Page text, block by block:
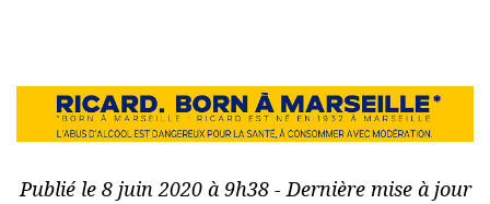
Publié le 8 juin 2020 à 9h38 - Dernière mise à jour